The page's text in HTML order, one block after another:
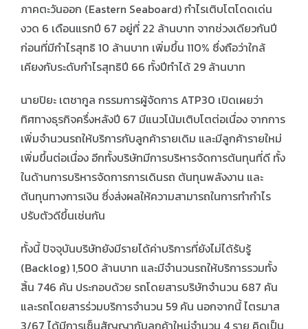
ภาคตะวันออก (Eastern Seaboard) กำไรเติบโตโดดเด่น
งวด 6 เดือนแรกปี 67 อยู่ที่ 22 ล้านบาท จากช่วงเดียวกันปี
ก่อนที่มีกำไรสุทธิ 10 ล้านบาท เพิ่มขึ้น 110% ซึ่งถือว่าใกล้
เคียงกับระดับกำไรสุทธิปี 66 ทั้งปีทำได้ 29 ล้านบาท
นายปิยะ เตชากูล กรรมการผู้จัดการ ATP30 เปิดเผยว่า
ทิศทางธุรกิจครึ่งหลังปี 67 มีแนวโน้มเติบโตต่อเนื่อง จากการ
เพิ่มจำนวนรถให้บริการกับลูกค้ารายเดิม และมีลูกค้ารายใหม่
เพิ่มขึ้นต่อเนื่อง อีกทั้งบริษัทมีการบริหารจัดการต้นทุนที่ดี ทั้ง
ในด้านการบริหารจัดการการเดินรถ ต้นทุนพลังงาน และ
ต้นทุนทางการเงิน ซึ่งส่งผลให้ความสามารถในการทำกำไร
ปรับตัวดีขึ้นเช่นกัน
ทั้งนี้ ปัจจุบันบริษัทยังมีรายได้ค่าบริการที่ยังไม่ได้รับรู้
(Backlog) 1,500 ล้านบาท และมีจำนวนรถให้บริการรวมทั้ง
สิ้น 746 คัน ประกอบด้วย รถโดยสารบริษัทจำนวน 687 คัน
และรถโดยสารร่วมบริการจำนวน 59 คัน นอกจากนี้ ไตรมาส